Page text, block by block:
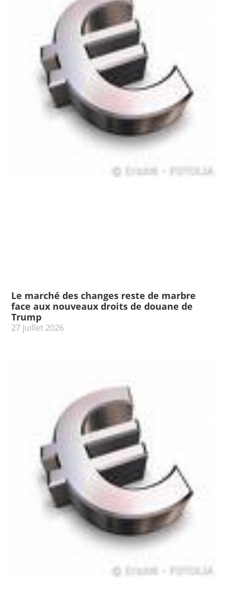
Le marché des changes reste de marbre
face aux nouveaux droits de douane de
Trump
27 juillet 2026